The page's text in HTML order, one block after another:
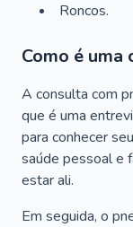
Roncos.
Como é
A consulta com
que é uma
para conhecer
saúde pessoal e
estar ali.
Em seguida, o